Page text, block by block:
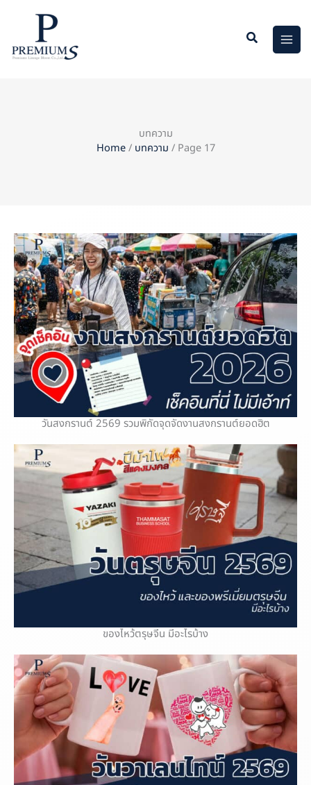
บทความ
Home/ บทความ / Page 17
วันสงกรานต์ 2569 รวมพิกัดจุดจัดงานสงกรานต์ยอดฮิต
ของไหว้ตรุษจีน มีอะไรบ้าง
Page PagePagePagePagePage Page